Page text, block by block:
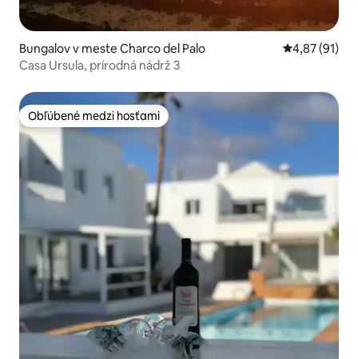
Bungalov v meste Charco del Palo Priemerné
4,87 (91)
Casa Ursula, prírodná nádrž 3
Obľúbené medzi hosťami
Obľúbené medzi hosťami